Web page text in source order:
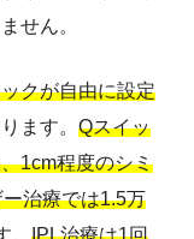
せん。
クが自由に設定
ます。 Qスイッ
1cm程度のシミ
治療では1.5万
IPL治療は1回